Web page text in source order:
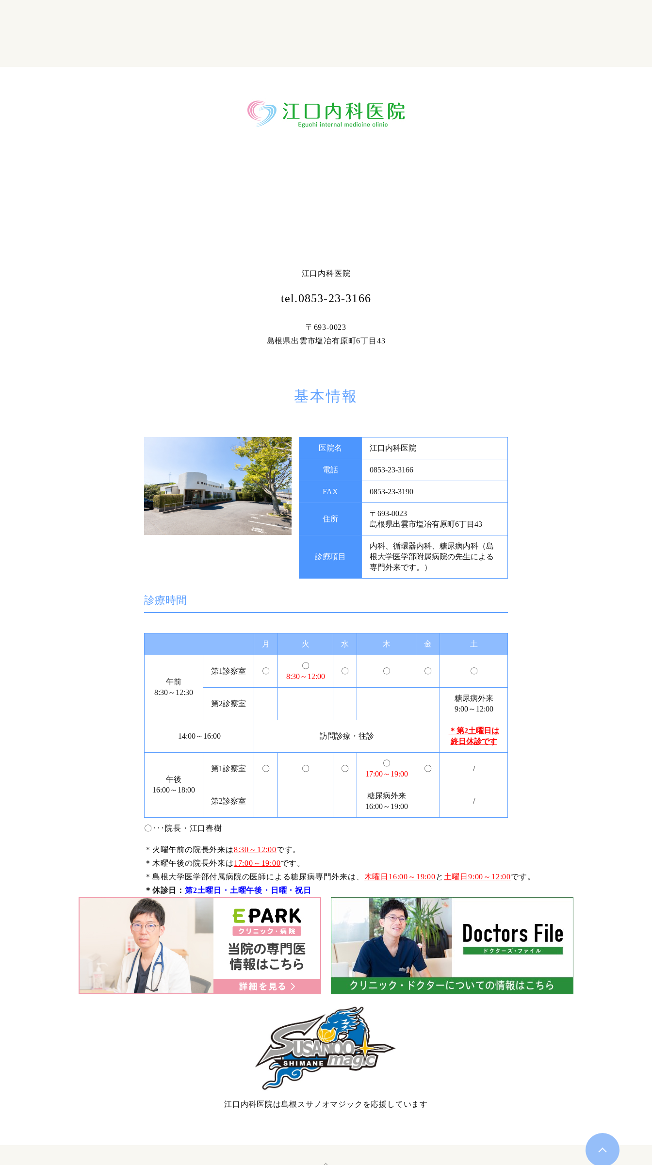
江口内科医院
tel.0853-23-3166
〒693-0023
島根県出雲市塩冶有原町6丁目43
基本情報
医院名 江口内科医院
電話 0853-23-3166
FAX 0853-23-3190
住所
〒693-0023
島根県出雲市塩冶有原町6丁目43
診療項目
内科、循環器内科、糖尿病内科（島
根大学医学部附属病院の先生による
専門外来です。）
診療時間
月 火 水 木 金 土
午前
8:30～12:30
第1診察室 〇
〇
8:30～12:00
〇 〇 〇 〇
第2診察室
糖尿病外来
9:00～12:00
14:00～16:00 訪問診療・往診
＊第2土曜日は
終日休診です
午後
16:00～18:00
第1診察室 〇 〇 〇
〇
17:00～19:00
〇 /
第2診察室
糖尿病外来
16:00～19:00
/
〇･･･院長・江口春樹
＊火曜午前の院長外来は8:30～12:00です。
＊木曜午後の院長外来は17:00～19:00です。
＊島根大学医学部付属病院の医師による糖尿病専門外来は、 木曜日16:00～19:00と 土曜日9:00～12:00です。
＊休診日： 第2土曜日・土曜午後・日曜・祝日
江口内科医院は島根スサノオマジックを応援しています